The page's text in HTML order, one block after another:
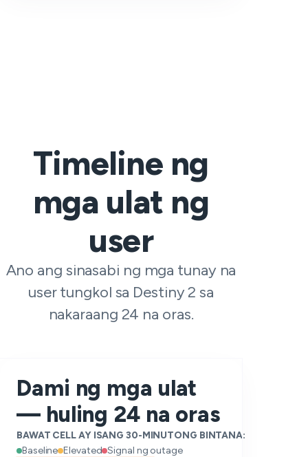
Timeline ng
mga ulat ng
user
Ano ang sinasabi ng mga tunay na
user tungkol sa Destiny 2 sa
nakaraang 24 na oras.
Dami ng mga ulat
— huling 24 na oras
BAWAT CELL AY ISANG 30-MINUTONG BINTANA:
Baseline Elevated Signal ng outage